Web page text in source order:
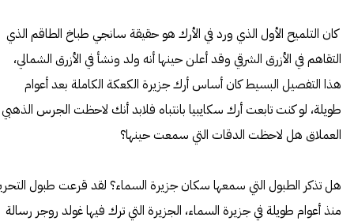
كان التلميح الأول الذي ورد في الأرك هو حقيقة سانجي طباخ الطاقم الذي
التقاهم في الأزرق الشرقي وقد أعلن حينها أنه ولد ونشأ في الأزرق الشمالي،
هذا التفصيل البسيط كان أساس أرك جزيرة الكعكة الكاملة بعد أعوام
طويلة، لو كنت تابعت أرك سكايبيا بانتباه فلابد أنك لاحظت الجرس الذهبي
العملاق هل لاحظت الدقات التي سمعت حينها؟
هل تذكر الطبول التي سمعها سكان جزيرة السماء؟ لقد قرعت طبول
منذ أعوام طويلة في جزيرة السماء، الجزيرة التي ترك فيها غولد روجر رسالة